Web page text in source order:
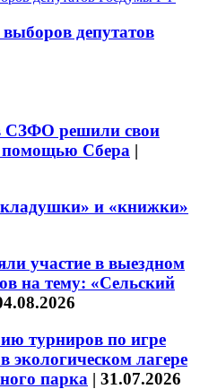
депутатов
СЗФО решили свои
помощью Сбера |
и «книжки»
участие в выездном
на тему: «Сельский
турниров по игре
экологическом лагере
парка | 31.07.2026